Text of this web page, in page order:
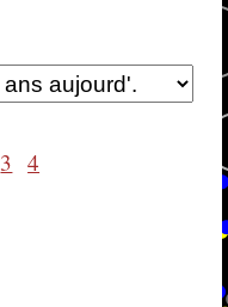
3 4